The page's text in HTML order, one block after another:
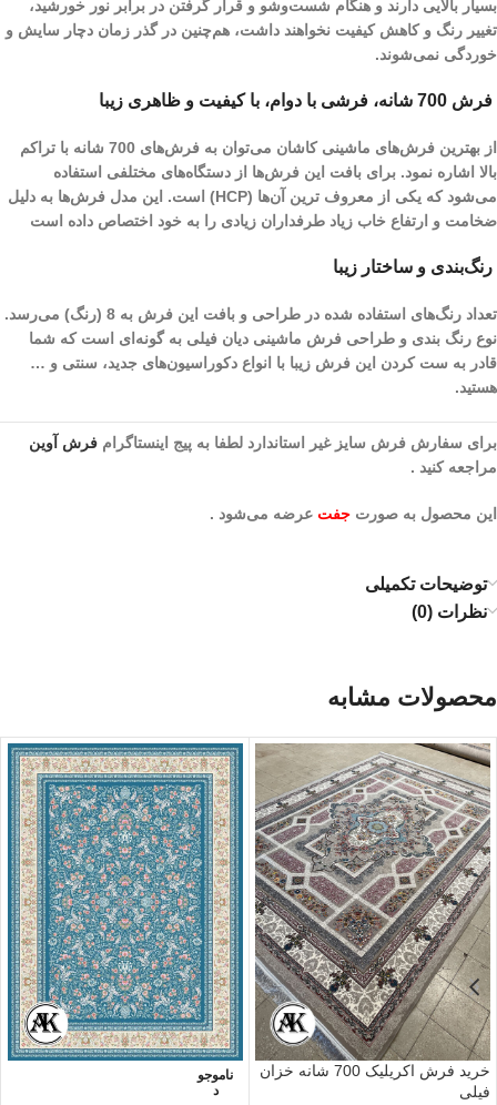
بسیار بالایی دارند و هنگام شست‌و‌شو و قرار گرفتن در برابر نور خورشید،
تغییر رنگ و کاهش کیفیت نخواهند داشت، هم‌چنین در گذر زمان دچار سایش و
خوردگی نمی‌شوند.
فرش 700 شانه، فرشی با دوام، با کیفیت و ظاهری زیبا
از بهترین فرش‌های ماشینی کاشان می‌توان به فرش‌های 700 شانه با تراکم
بالا اشاره نمود. برای بافت این فرش‌ها از دستگاه‌های مختلفی استفاده
می‌شود که یکی از معروف ترین آن‌ها (HCP) است. این مدل فرش‌ها به دلیل
ضخامت و ارتفاع خاب زیاد طرفداران زیادی را به خود اختصاص داده است
رنگ‌بندی و ساختار زیبا
تعداد رنگ‌های استفاده شده در طراحی و بافت این فرش به 8 (رنگ) می‌رسد.
نوع رنگ بندی و طراحی فرش ماشینی دیان فیلی به گونه‌ای است که شما
قادر به ست کردن این فرش زیبا با انواع دکوراسیون‌های جدید، سنتی و …
هستید.
برای سفارش فرش سایز غیر استاندارد لطفا به پیج اینستاگرام فرش آوین
مراجعه کنید .
این محصول به صورت جفت عرضه می‌شود .
توضیحات تکمیلی
نظرات (0)
محصولات مشابه
خرید فرش اکریلیک 700 شانه خزان
فیلی
ناموجو
د